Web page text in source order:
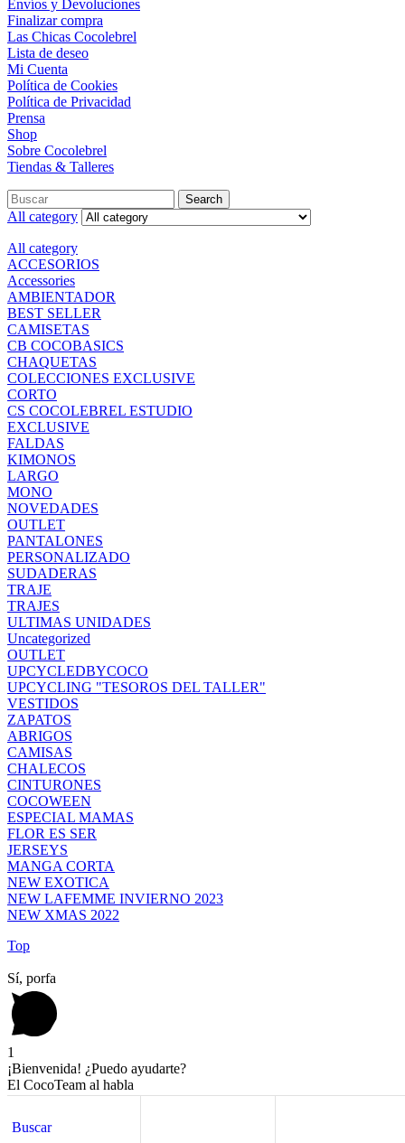
Buscar
Buscar
Envíos y Devoluciones
Finalizar compra
Las Chicas Cocolebrel
Lista de deseo
Mi Cuenta
Política de Cookies
Política de Privacidad
Prensa
Shop
Sobre Cocolebrel
Tiendas & Talleres
Search
All category
All category
ACCESORIOS
Accessories
AMBIENTADOR
BEST SELLER
CAMISETAS
CB COCOBASICS
CHAQUETAS
COLECCIONES EXCLUSIVE
CORTO
CS COCOLEBREL ESTUDIO
EXCLUSIVE
FALDAS
KIMONOS
LARGO
MONO
NOVEDADES
OUTLET
PANTALONES
PERSONALIZADO
SUDADERAS
TRAJE
TRAJES
ULTIMAS UNIDADES
Uncategorized
OUTLET
UPCYCLEDBYCOCO
UPCYCLING "TESOROS DEL TALLER"
VESTIDOS
ZAPATOS
ABRIGOS
CAMISAS
CHALECOS
CINTURONES
COCOWEEN
ESPECIAL MAMAS
FLOR ES SER
JERSEYS
MANGA CORTA
NEW EXOTICA
NEW LAFEMME INVIERNO 2023
NEW XMAS 2022
Top
Sí, porfa
1
¡Bienvenida! ¿Puedo ayudarte?
El CocoTeam al habla
¡Hola! Estoy aquí para ayudarte si te surge cualquier duda
Shopping cart